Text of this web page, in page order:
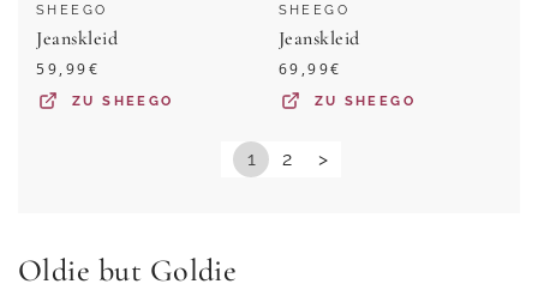
SHEEGO
Jeanskleid
59,99€
ZUSHEEGO
SHEEGO
Jeanskleid
69,99€
ZU SHEEGO
1 2 >
Oldie but Goldie